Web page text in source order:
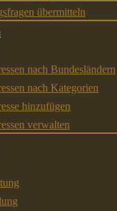
übermitteln
nach Bundesländern
nach Kategorien
hinzufügen
verwalten